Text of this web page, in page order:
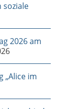
soziale
2026 am
„Alice im